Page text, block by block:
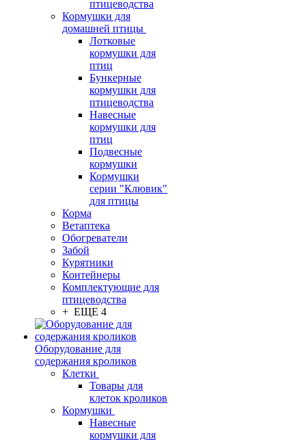
птицеводства
Кормушки для
домашней птицы
Лотковые
кормушки для
птиц
Бункерные
кормушки для
птицеводства
Навесные
кормушки для
птиц
Подвесные
кормушки
Кормушки
серии "Клювик"
для птицы
Корма
Ветаптека
Обогреватели
Забой
Курятники
Контейнеры
Комплектующие для
птицеводства
+ ЕЩЕ 4
Оборудование для
содержания кроликов
Клетки
Товары для
клеток кроликов
Кормушки
Навесные
кормушки для